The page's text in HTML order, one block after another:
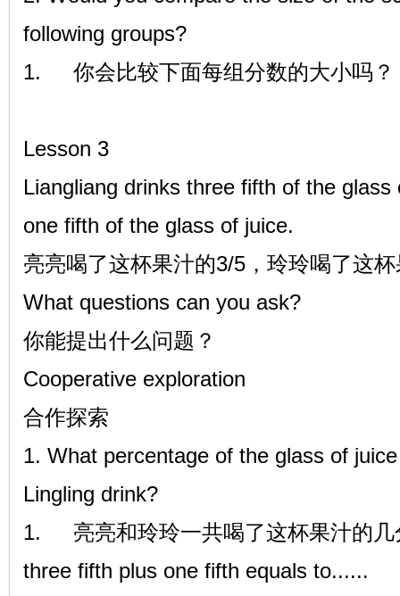
following groups?
1.
你会比较下面每组分数的大小吗？
Lesson 3
Liangliang drinks three fifth of the
one fifth of the glass of juice.
亮亮喝了这杯果汁的3/5，玲玲喝了这
What questions can you ask?
你能提出什么问题？
Cooperative exploration
合作探索
1. What percentage of the glass of
Lingling drink?
1.
亮亮和玲玲一共喝了这杯果汁的
three fifth plus one fifth equals to......